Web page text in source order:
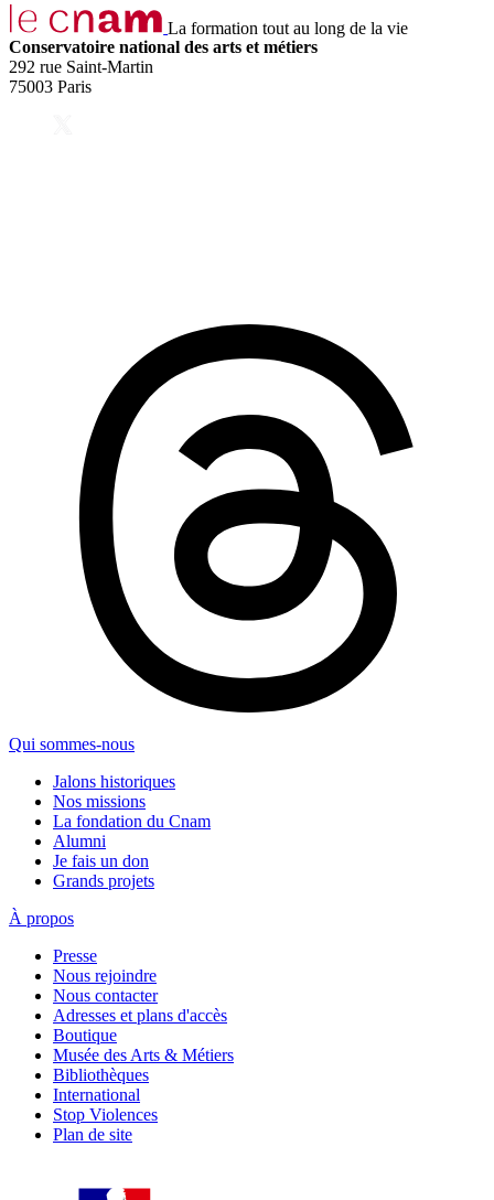
La formation tout au long de la vie
Conservatoire national des arts et métiers
292 rue Saint-Martin
75003 Paris
Qui sommes-nous
Jalons historiques
Nos missions
La fondation du Cnam
Alumni
Je fais un don
Grands projets
À propos
Presse
Nous rejoindre
Nous contacter
Adresses et plans d'accès
Boutique
Musée des Arts & Métiers
Bibliothèques
International
Stop Violences
Plan de site